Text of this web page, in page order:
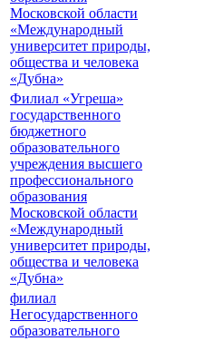
Московской области
«Международный
университет природы,
общества и человека
«Дубна»
Филиал «Угреша»
государственного
бюджетного
образовательного
учреждения высшего
профессионального
образования
Московской области
«Международный
университет природы,
общества и человека
«Дубна»
филиал
Негосударственного
образовательного